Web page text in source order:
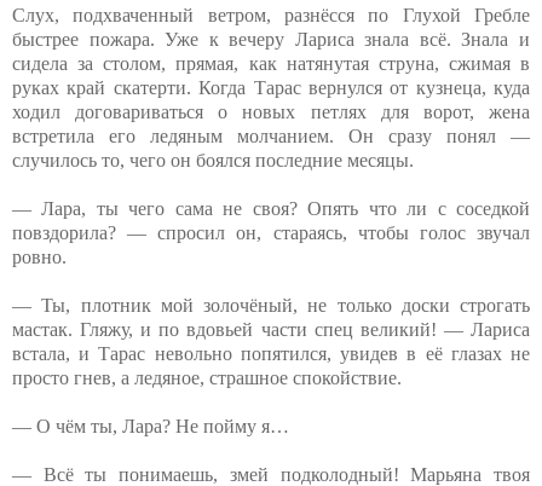
Слух, подхваченный ветром, разнёсся по Глухой Гребле
быстрее пожара. Уже к вечеру Лариса знала всё. Знала и
сидела за столом, прямая, как натянутая струна, сжимая в
руках край скатерти. Когда Тарас вернулся от кузнеца, куда
ходил договариваться о новых петлях для ворот, жена
встретила его ледяным молчанием. Он сразу понял —
случилось то, чего он боялся последние месяцы.
— Лара, ты чего сама не своя? Опять что ли с соседкой
повздорила? — спросил он, стараясь, чтобы голос звучал
ровно.
— Ты, плотник мой золочёный, не только доски строгать
мастак. Гляжу, и по вдовьей части спец великий! — Лариса
встала, и Тарас невольно попятился, увидев в её глазах не
просто гнев, а ледяное, страшное спокойствие.
— О чём ты, Лара? Не пойму я…
— Всё ты понимаешь, змей подколодный! Марьяна твоя